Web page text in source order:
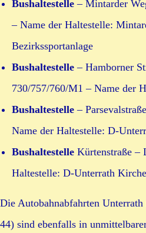
Bushaltestelle – Mintarder
– Name der Haltestelle:
Bezirkssportanlage
Bushaltestelle – Hamborner
730/757/760/M1 – Name der
Bushaltestelle –
Name der Haltestelle: D-
Bushaltestelle Kürtenstraße –
Haltestelle: D-Unterrath Kirche
Die Autobahnabfahrten
44) sind ebenfalls in